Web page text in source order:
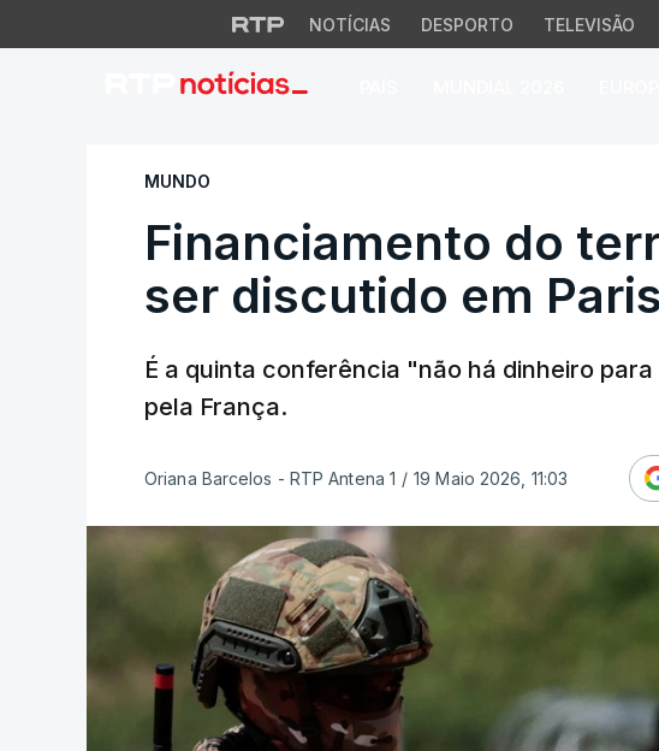
NOTÍCIAS DESPORTO TELEVISÃO
Financiamento do
MUNDO
Financiamento do
ser discutido em Paris
É a quinta conferência "não há dinheiro
pela França.
Oriana Barcelos - RTP Antena 1 / 19 Maio 2026, 11:03